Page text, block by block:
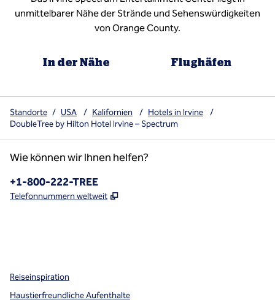
unmittelbarer Nähe der Strände und Sehenswürdigkeiten
von Orange County.
In der Nähe Flughäfen
Standorte / USA / Kalifornien / Hotels in Irvine
/
DoubleTree by Hilton Hotel Irvine – Spectrum
Wie können wir Ihnen helfen?
Telefon:
+1-800-222-TREE
Telefonnummern weltweit ,
Reiseinspiration
Haustierfreundliche Aufenthalte